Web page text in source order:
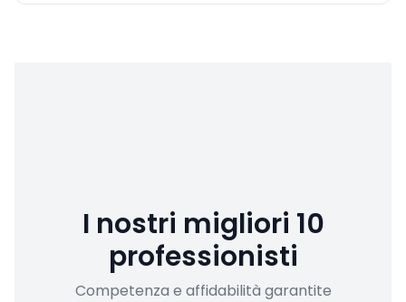
I nostri migliori 10
professionisti
Competenza e affidabilità garantite